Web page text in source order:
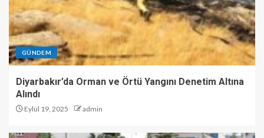
GÜNDEM
Diyarbakır’da Orman ve Örtü Yangını Denetim Altına
Alındı
Eylül 19, 2025 admin